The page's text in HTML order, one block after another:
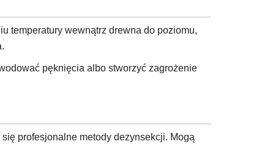
temperatury wewnątrz drewna do poziomu,
pęknięcia albo stworzyć zagrożenie
profesjonalne metody dezynsekcji. Mogą